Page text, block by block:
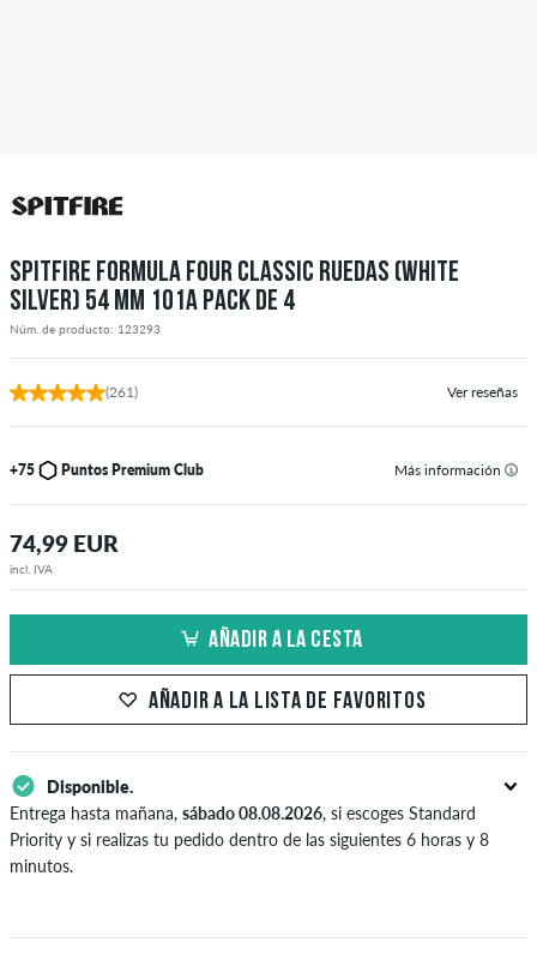
SPITFIRE FORMULA FOUR CLASSIC RUEDAS (WHITE
SILVER) 54 MM 101A PACK DE 4
Núm. de producto: 123293
(261) Ver reseñas
+75 Puntos Premium Club Más información
74,99 EUR
incl. IVA
AÑADIR A LA CESTA
AÑADIR A LA LISTA DE FAVORITOS
Disponible.
Entrega hasta mañana, sábado 08.08.2026, si escoges Standard
Priority y si realizas tu pedido dentro de las siguientes 6 horas y 8
minutos.